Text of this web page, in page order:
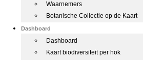
Waarnemers
Botanische Collectie op de Kaart
Dashboard
Dashboard
Kaart biodiversiteit per hok